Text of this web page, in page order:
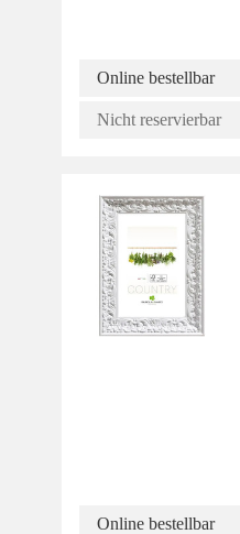
Online bestellbar
Nicht reservierbar
Online bestellbar